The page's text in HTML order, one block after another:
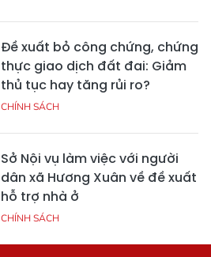
Đề xuất bỏ công chứng, chứng
thực giao dịch đất đai: Giảm
thủ tục hay tăng rủi ro?
CHÍNH SÁCH
Sở Nội vụ làm việc với người
dân xã Hương Xuân về đề xuất
hỗ trợ nhà ở
CHÍNH SÁCH